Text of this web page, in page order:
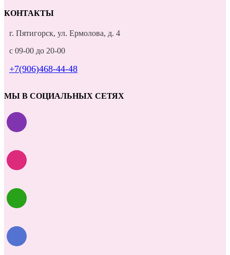
КОНТАКТЫ
г. Пятигорск, ул. Ермолова, д. 4
с 09-00 до 20-00
+7(906)468-44-48
МЫ В СОЦИАЛЬНЫХ СЕТЯХ